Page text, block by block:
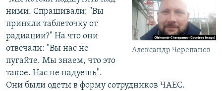
Александр Черепанов
ними. Спрашивали: "Вы
приняли таблеточку от
радиации?" На что они
отвечали: "Вы нас не
пугайте. Мы знаем, что это
такое. Нас не надуешь".
Они были одеты в форму сотрудников ЧАЕС.